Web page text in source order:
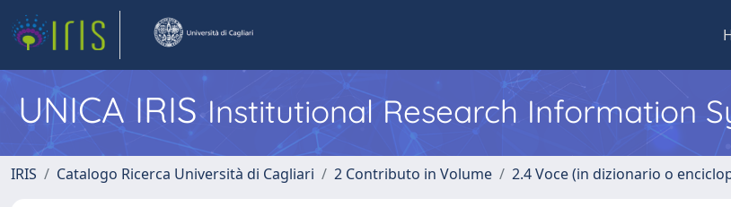
UNICA IRISInstitutional Research Information
IRIS Catalogo Ricerca Università di Cagliari 2 Contributo in Volume 2.4 Voce (in dizionario o